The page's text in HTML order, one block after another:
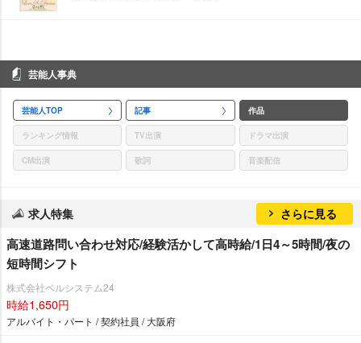
芸能人事典
芸能人TOP 記事 作品
ランキング情報 TV出演 ドラマ出演
CM出演 歌詞 音楽配信
求人特集 さらに見る
高速道路問い合わせ対応/経験活かして高時給/1日4～5時間/夜の
短時間シフト
株式会社ベルシステム24
時給1,650円
アルバイト・パート / 契約社員 / 大阪府